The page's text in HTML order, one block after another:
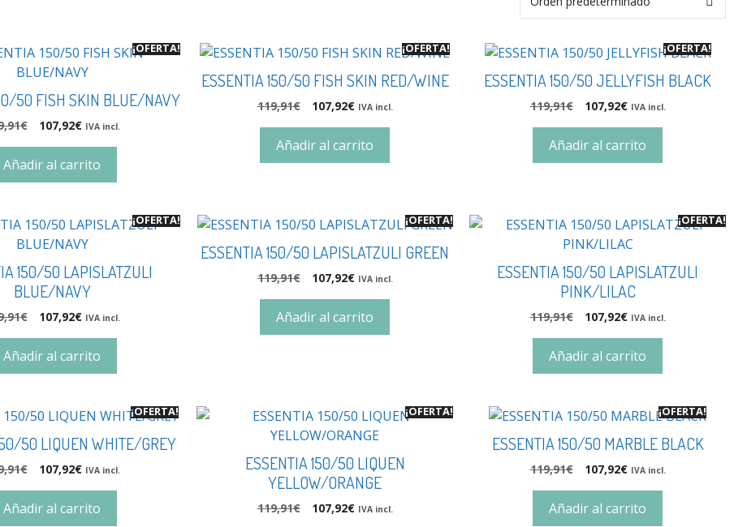
¡OFERTA!
50 FISH SKIN BLUE/NAVY
€ 107,92€ IVA incl.
Añadir al carrito
¡OFERTA!
ESSENTIA 150/50 FISH SKIN RED/WINE
119,91€ 107,92€ IVA incl.
Añadir al carrito
¡OFERTA!
ESSENTIA 150/50 JELLYFISH BLACK
119,91€ 107,92€ IVA incl.
Añadir al carrito
¡OFERTA!
150/50 LAPISLATZULI
BLUE/NAVY
€ 107,92€ IVA incl.
Añadir al carrito
¡OFERTA!
ESSENTIA 150/50 LAPISLATZULI GREEN
119,91€ 107,92€ IVA incl.
Añadir al carrito
¡OFERTA!
ESSENTIA 150/50 LAPISLATZULI
PINK/LILAC
119,91€ 107,92€ IVA incl.
Añadir al carrito
¡OFERTA!
50 LIQUEN WHITE/GREY
€ 107,92€ IVA incl.
Añadir al carrito
¡OFERTA!
ESSENTIA 150/50 LIQUEN
YELLOW/ORANGE
119,91€ 107,92€ IVA incl.
¡OFERTA!
ESSENTIA 150/50 MARBLE BLACK
119,91€ 107,92€ IVA incl.
Añadir al carrito